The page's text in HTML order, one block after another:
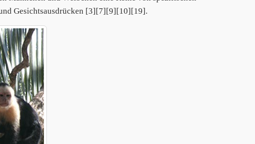
Gesichtsausdrücken [3][7][9][10][19].